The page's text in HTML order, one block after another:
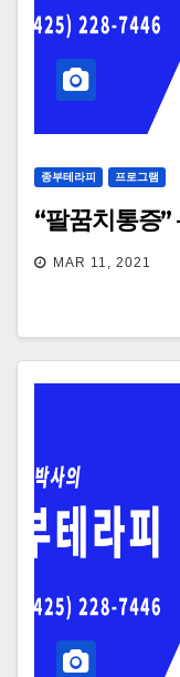
종부테라피 프로그램
“팔꿈치통증
MAR 11, 2021